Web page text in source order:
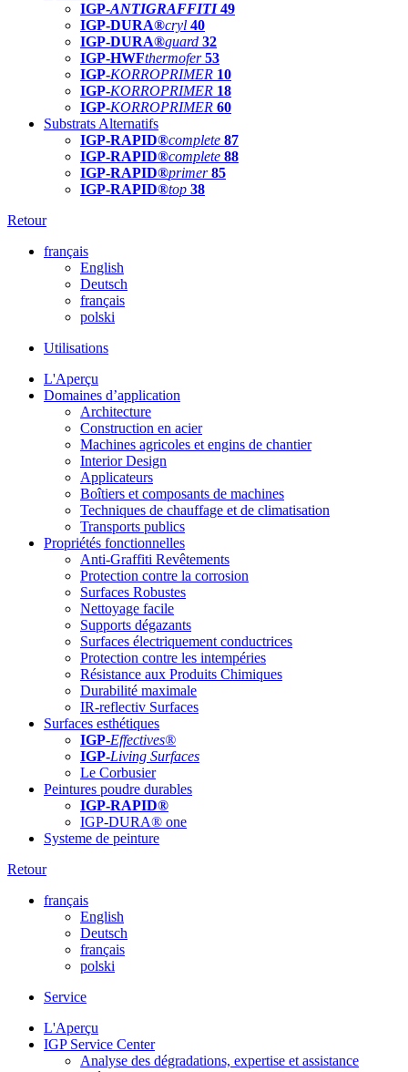
IGP-ANTIGRAFFITI49
IGP-DURA®cryl 40
IGP-DURA®guard 32
IGP-HWFthermofer 53
IGP-KORROPRIMER 10
IGP-KORROPRIMER 18
IGP-KORROPRIMER 60
Substrats Alternatifs
IGP-RAPID®complete 87
IGP-RAPID®complete 88
IGP-RAPID®primer 85
IGP-RAPID®top 38
Retour
français
English
Deutsch
français
polski
Utilisations
L'Aperçu
Domaines d’application
Architecture
Construction en acier
Machines agricoles et engins de chantier
Interior Design
Applicateurs
Boîtiers et composants de machines
Techniques de chauffage et de climatisation
Transports publics
Propriétés fonctionnelles
Anti-Graffiti Revêtements
Protection contre la corrosion
Surfaces Robustes
Nettoyage facile
Supports dégazants
Surfaces électriquement conductrices
Protection contre les intempéries
Résistance aux Produits Chimiques
Durabilité maximale
IR-reflectiv Surfaces
Surfaces esthétiques
IGP-Effectives®
IGP-Living Surfaces
Le Corbusier
Peintures poudre durables
IGP-RAPID®
IGP-DURA® one
Systeme de peinture
Retour
français
English
Deutsch
français
polski
Service
L'Aperçu
IGP Service Center
Analyse des dégradations, expertise et assistance